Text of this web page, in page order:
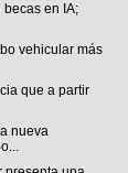
en IA;
vehicular más
que a partir
nueva